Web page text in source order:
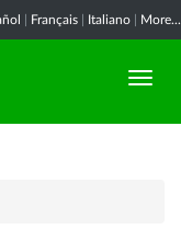
Français Italiano More...